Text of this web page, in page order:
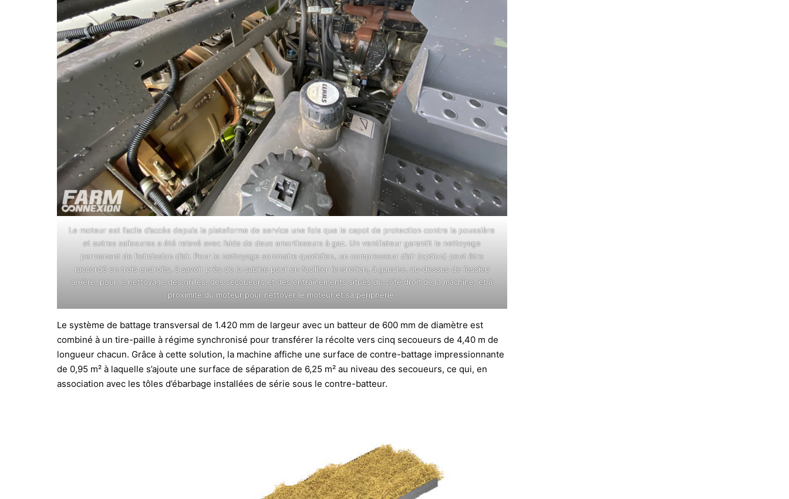
Le moteur est facile d’accès depuis la plateforme de service une fois que le capot de protection contre la poussière
et autres salissures a été relevé avec l’aide de deux amortisseurs à gaz. Un ventilateur garantit le nettoyage
permanent de l’admission d’air. Pour le nettoyage sommaire quotidien, un compresseur d’air (option) peut être
raccordé en trois endroits, à savoir près de la cabine pour en faciliter l’entretien, à gauche, au-dessus de l’essieu
arrière, pour le nettoyage des grilles, des secoueurs et des entraînements situés du côté droit de la machine, et à
proximité du moteur pour nettoyer le moteur et sa périphérie.
Le système de battage transversal de 1.420 mm de largeur avec un batteur de 600 mm de diamètre est
combiné à un tire-paille à régime synchronisé pour transférer la récolte vers cinq secoueurs de 4,40 m de
longueur chacun. Grâce à cette solution, la machine affiche une surface de contre-battage impressionnante
de 0,95 m² à laquelle s’ajoute une surface de séparation de 6,25 m² au niveau des secoueurs, ce qui, en
association avec les tôles d’ébarbage installées de série sous le contre-batteur.